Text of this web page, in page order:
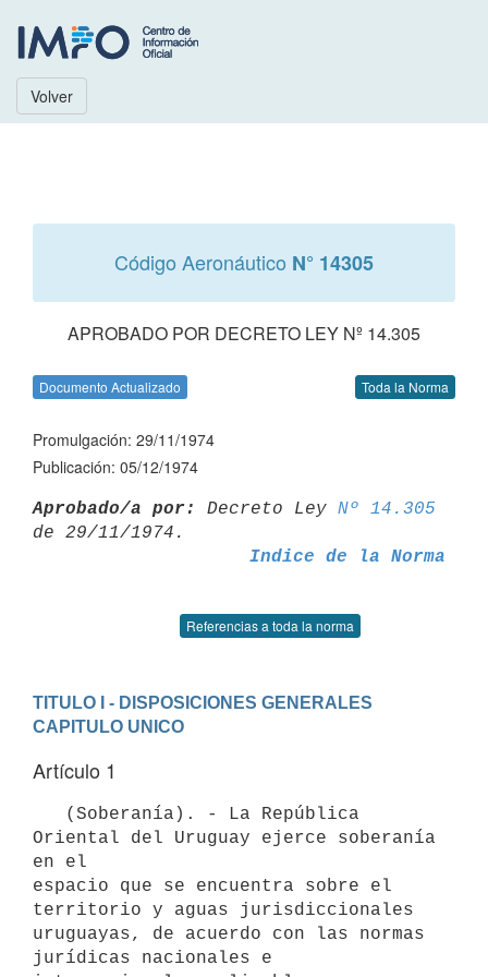
Volver
Código Aeronáutico N° 14305
APROBADO POR DECRETO LEY Nº 14.305
Documento Actualizado Toda la Norma
Promulgación: 29/11/1974
Publicación: 05/12/1974
Aprobado/a por: Decreto Ley Nº 14.305
Indice de la Norma
Referencias a toda la norma
TITULO I - DISPOSICIONES GENERALES
CAPITULO UNICO
Artículo 1
Oriental del Uruguay ejerce soberanía
en el
espacio que se encuentra sobre el
territorio y aguas jurisdiccionales
uruguayas, de acuerdo con las normas
jurídicas nacionales e